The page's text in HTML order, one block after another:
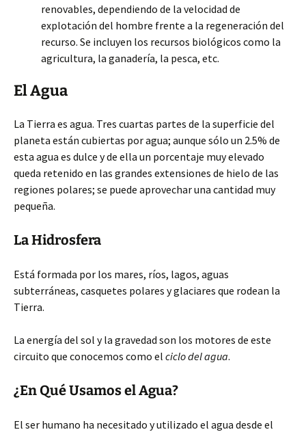
renovables, dependiendo de la velocidad de
explotación del hombre frente a la regeneración del
recurso. Se incluyen los recursos biológicos como la
agricultura, la ganadería, la pesca, etc.
El Agua
La Tierra es agua. Tres cuartas partes de la superficie del
planeta están cubiertas por agua; aunque sólo un 2.5% de
esta agua es dulce y de ella un porcentaje muy elevado
queda retenido en las grandes extensiones de hielo de las
regiones polares; se puede aprovechar una cantidad muy
pequeña.
La Hidrosfera
Está formada por los mares, ríos, lagos, aguas
subterráneas, casquetes polares y glaciares que rodean la
Tierra.
La energía del sol y la gravedad son los motores de este
circuito que conocemos como el ciclo del agua.
¿En Qué Usamos el Agua?
El ser humano ha necesitado y utilizado el agua desde el